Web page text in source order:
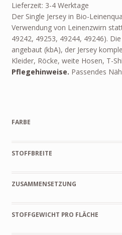
Lieferzeit: 3-4 Werktage
Der Single Jersey in Bio-
Verwendung von Leinenzwirn
49242, 49253, 49244, 49246).
angebaut (kbA), der Jersey
Kleider, Röcke, weite Hosen, T-
Pflegehinweise. Passendes
FARBE
STOFFBREITE
ZUSAMMENSETZUNG
STOFFGEWICHT PRO FLÄCHE